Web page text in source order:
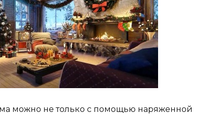
можно не только с помощью наряженной